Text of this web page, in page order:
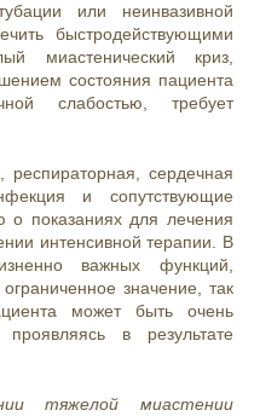
или неинвазивной
быстродействующими
миастенический криз,
состояния пациента
слабостью, требует
сердечная
и сопутствующие
о показаниях для лечения
интенсивной терапии. В
важных функций,
значение, так
может быть очень
в результате
тяжелой миастении